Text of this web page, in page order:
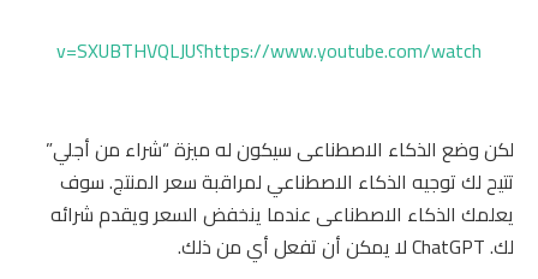
https://www.youtube.com/watch؟v=SXUBTHVQLJU
لكن وضع الذكاء الاصطناعى سيكون له ميزة “شراء من أجلي”
تتيح لك توجيه الذكاء الاصطناعي لمراقبة سعر المنتج. سوف
يعلمك الذكاء الاصطناعى عندما ينخفض ​​السعر ويقدم شرائه
لك. ChatGPT لا يمكن أن تفعل أي من ذلك.